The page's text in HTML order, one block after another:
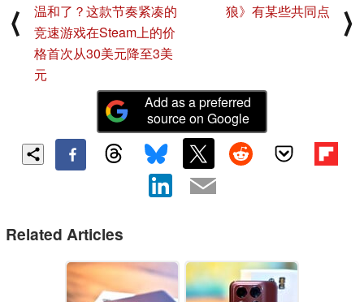
⟨
温和了？这款节奏紧凑的
竞速游戏在Steam上的价
格首次从30美元降至3美
元
狼》有某些共同点
⟩
Add as a preferred
source on Google
Related Articles